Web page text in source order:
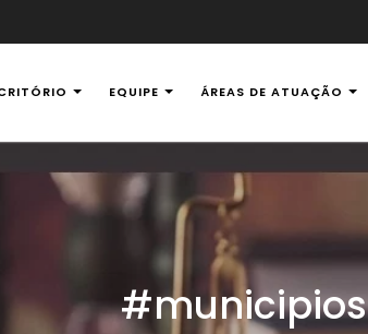
Ambiental
EQUIPE ÁREAS DE ATUAÇÃO
#municipios